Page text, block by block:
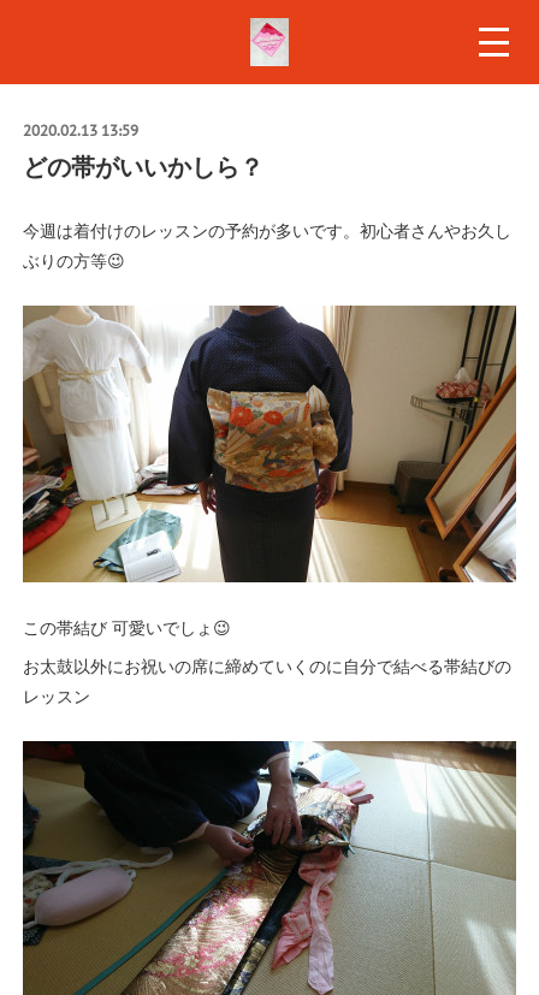
2020.02.13 13:59
どの帯がいいかしら？
今週は着付けのレッスンの予約が多いです。初心者さんやお久し
ぶりの方等😉
この帯結び 可愛いでしょ😉
お太鼓以外にお祝いの席に締めていくのに自分で結べる帯結びの
レッスン